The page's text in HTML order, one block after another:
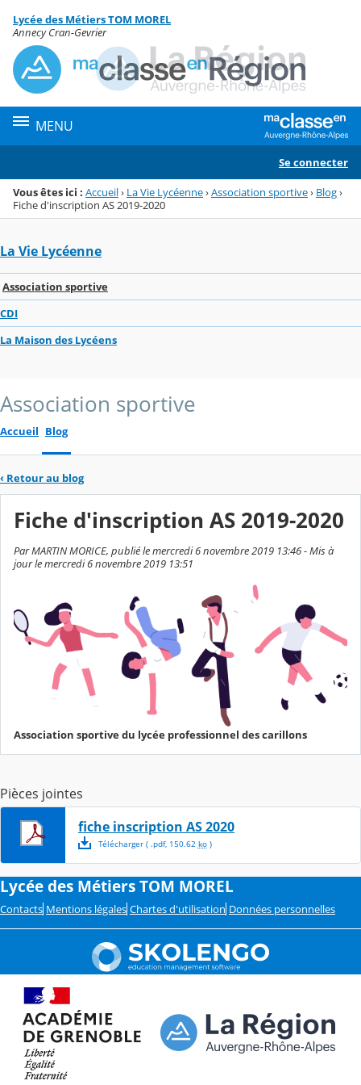
Menu de la rubrique
Contenu
Lycée des Métiers TOM MOREL
Annecy Cran-Gevrier
MENU
Se connecter
Vous êtes ici : Accueil› La Vie Lycéenne›Association sportive› Blog›
Fiche d'inscription AS 2019-2020
La Vie Lycéenne
Association sportive
CDI
La Maison des Lycéens
Association sportive
Accueil Blog
‹ Retour au blog
Fiche d'inscription AS 2019-2020
Par MARTIN MORICE, publié le mercredi 6 novembre 2019 13:46 - Mis à
jour le mercredi 6 novembre 2019 13:51
Association sportive du lycée professionnel des carillons
Pièces jointes
fiche inscription AS 2020
Télécharger( .pdf, 150.62 ko)
Lycée des Métiers TOM MOREL
Contacts Mentions légales Chartes d'utilisation Données personnelles